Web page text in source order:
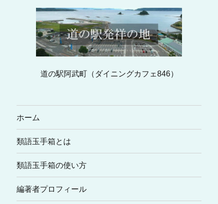
道の駅阿武町（ダイニングカフェ846）
ホーム
類語玉手箱とは
類語玉手箱の使い方
編著者プロフィール